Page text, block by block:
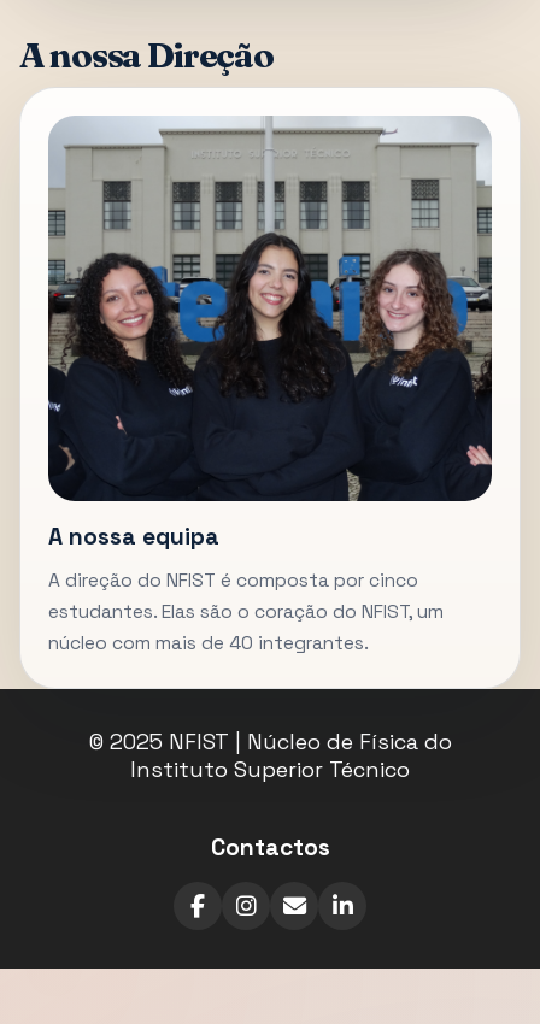
A nossa Direção
A nossa equipa
A direção do NFIST é composta por cinco
estudantes. Elas são o coração do NFIST, um
núcleo com mais de 40 integrantes.
© 2025 NFIST | Núcleo de Física do
Instituto Superior Técnico
Contactos